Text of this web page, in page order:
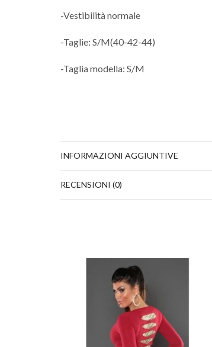
-Vestibilità normale
-Taglie: S/M(40-42-44)
-Taglia modella: S/M
INFORMAZIONI AGGIUNTIVE
RECENSIONI (0)